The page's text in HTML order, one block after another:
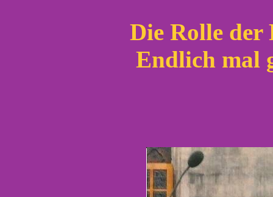
Die Rolle
Endlich mal